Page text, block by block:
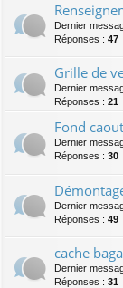
Dernier
Réponses : 47
Grille de
Dernier
Réponses : 21
Fond
Dernier
Réponses : 30
Dernier
Réponses : 49
cache
Dernier
Réponses : 31